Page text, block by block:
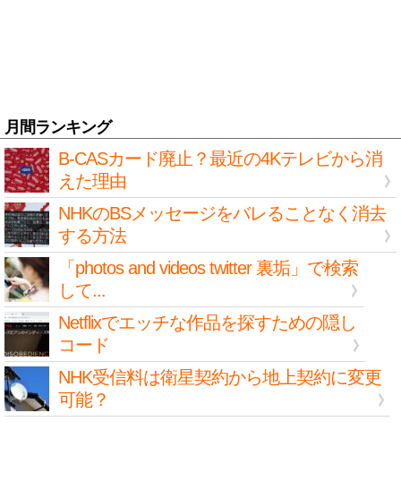
月間ランキング
B-CASカード廃止？最近の4Kテレビから消
えた理由
NHKのBSメッセージをバレることなく消去
する方法
「photos and videos twitter 裏垢」で検索
して...
Netflixでエッチな作品を探すための隠し
コード
NHK受信料は衛星契約から地上契約に変更
可能？